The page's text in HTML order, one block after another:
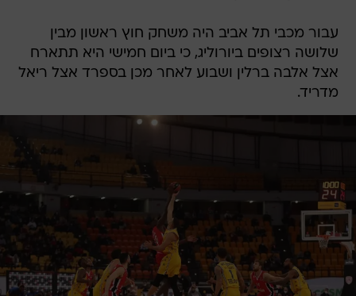
עבור מכבי תל אביב היה משחק חוץ ראשון מבין
שלושה רצופים ביורוליג, כי ביום חמישי היא תתארח
אצל אלבה ברלין ושבוע לאחר מכן בספרד אצל ריאל
מדריד.